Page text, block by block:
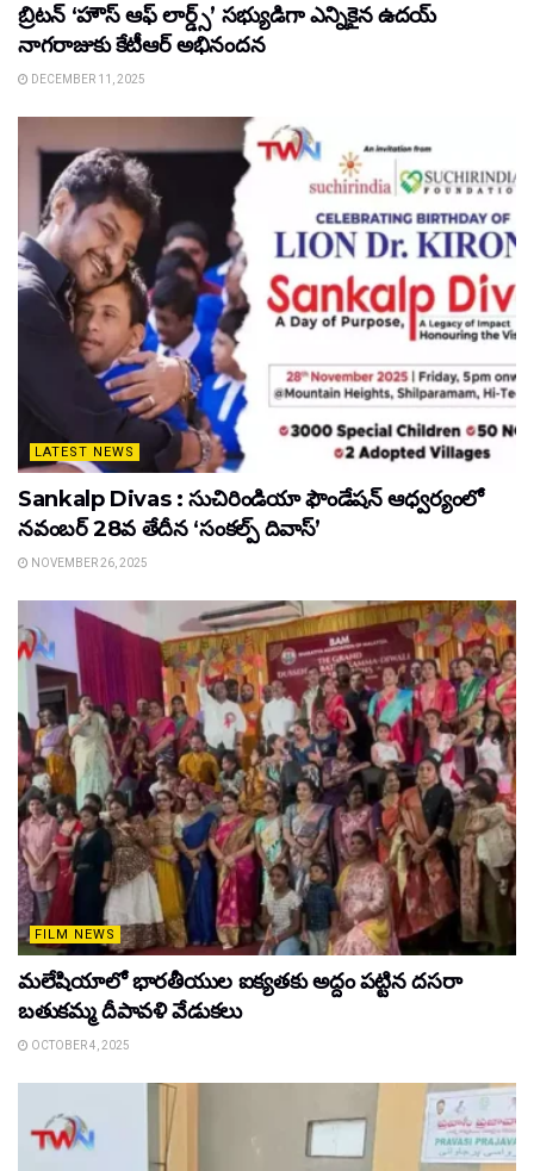
బ్రిటన్ ‘హౌస్ ఆఫ్ లార్డ్స్’ సభ్యుడిగా ఎన్నికైన ఉదయ్
నాగరాజుకు కేటీఆర్ అభినందన
DECEMBER 11, 2025
LATEST NEWS
Sankalp Divas : సుచిరిండియా ఫౌండేషన్ ఆధ్వర్యంలో
నవంబర్ 28వ తేదీన ‘సంకల్ప్ దివాస్’
NOVEMBER 26, 2025
FILM NEWS
మలేషియాలో భారతీయుల ఐక్యతకు అద్దం పట్టిన దసరా
బతుకమ్మ దీపావళి వేడుకలు
OCTOBER 4, 2025